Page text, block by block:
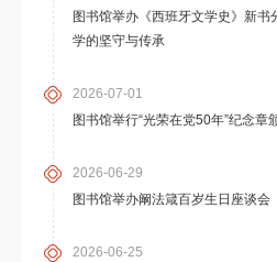
图书馆举办《西班牙文学史》新
学的坚守与传承
2026-07-01
图书馆举行“光荣在党50年”纪念章
2026-06-29
图书馆举办阚法箴百岁生日座谈会
2026-06-25